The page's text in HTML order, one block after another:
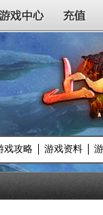
游戏中心 充值
戏攻略 游戏资料